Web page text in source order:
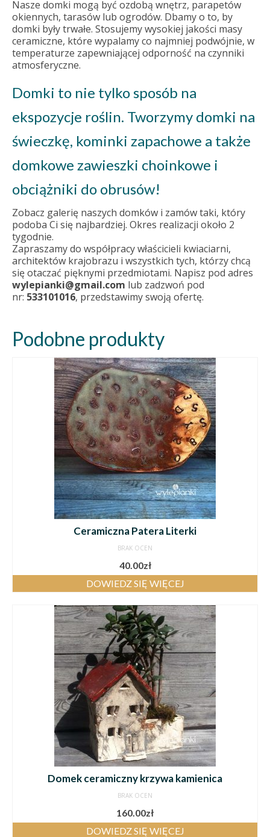
Nasze domki mogą być ozdobą wnętrz, parapetów
okiennych, tarasów lub ogrodów. Dbamy o to, by
domki były trwałe. Stosujemy wysokiej jakości masy
ceramiczne, które wypalamy co najmniej podwójnie, w
temperaturze zapewniającej odporność na czynniki
atmosferyczne.
Domki to nie tylko sposób na
ekspozycje roślin. Tworzymy domki na
świeczkę, kominki zapachowe a także
domkowe zawieszki choinkowe i
obciążniki do obrusów!
Zobacz galerię naszych domków i zamów taki, który
podoba Ci się najbardziej. Okres realizacji około 2
tygodnie.
Zapraszamy do współpracy właścicieli kwiaciarni,
architektów krajobrazu i wszystkich tych, którzy chcą
się otaczać pięknymi przedmiotami. Napisz pod adres
wylepianki@gmail.com lub zadzwoń pod
nr: 533101016, przedstawimy swoją ofertę.
Podobne produkty
Ceramiczna Patera Literki
BRAK OCEN
40.00zł
DOWIEDZ SIĘ WIĘCEJ
Domek ceramiczny krzywa kamienica
BRAK OCEN
160.00zł
DOWIEDZ SIĘ WIĘCEJ